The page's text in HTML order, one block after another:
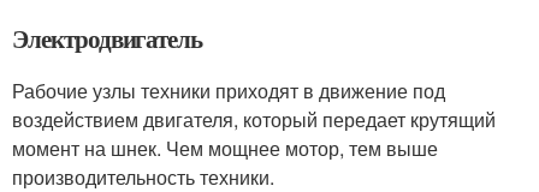
Электродвигатель
Рабочие узлы техники приходят в движение под
воздействием двигателя, который передает крутящий
момент на шнек. Чем мощнее мотор, тем выше
производительность техники.